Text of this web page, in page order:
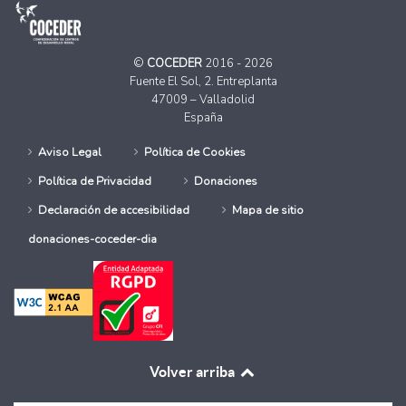
© COCEDER 2016 - 2026
Fuente El Sol, 2. Entreplanta
47009 – Valladolid
España
Aviso Legal
Política de Cookies
Política de Privacidad
Donaciones
Declaración de accesibilidad
Mapa de sitio
donaciones-coceder-dia
Volver arriba